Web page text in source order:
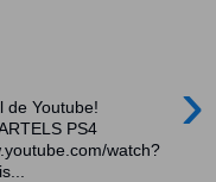
›
Youtube!
PS4
watch?